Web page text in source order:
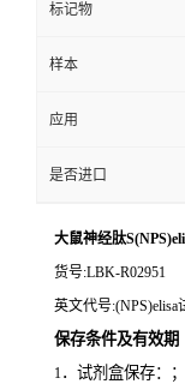
标记物
样本
应用
是否进口
大鼠神经肽
货号:LBK-R02951
英文代号:(NPS)elisa
保存条件及有效期
1．试剂盒保存：；